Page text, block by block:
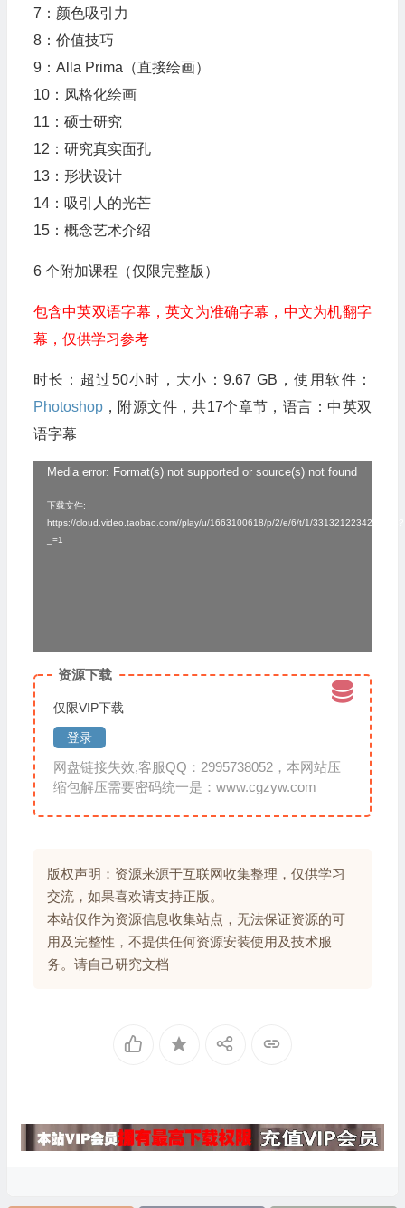
7：颜色吸引力
8：价值技巧
9：Alla Prima（直接绘画）
10：风格化绘画
11：硕士研究
12：研究真实面孔
13：形状设计
14：吸引人的光芒
15：概念艺术介绍
6 个附加课程（仅限完整版）
包含中英双语字幕，英文为准确字幕，中文为机翻字
幕，仅供学习参考
时长：超过50小时，大小：9.67 GB，使用软件：
Photoshop，附源文件，共17个章节，语言：中英双
语字幕
Media error: Format(s) not supported or source(s) not found
下载文件:
https://cloud.video.taobao.com//play/u/1663100618/p/2/e/6/t/1/331321223422.mp4?
_=1
资源下载
仅限VIP下载
登录
网盘链接失效,客服QQ：2995738052，本网站压
缩包解压需要密码统一是：www.cgzyw.com
版权声明：资源来源于互联网收集整理，仅供学习
交流，如果喜欢请支持正版。
本站仅作为资源信息收集站点，无法保证资源的可
用及完整性，不提供任何资源安装使用及技术服
务。请自己研究文档